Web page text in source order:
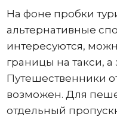
На фоне пробки
альтернативные
интересуются,
границы на такси,
Путешественники
возможен. Для
отдельный